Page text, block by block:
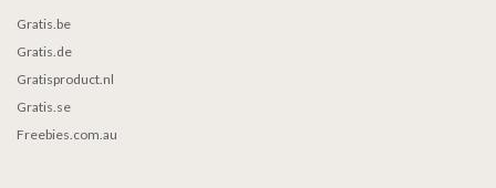
Gratis.be
Gratis.de
Gratisproduct.nl
Gratis.se
Freebies.com.au